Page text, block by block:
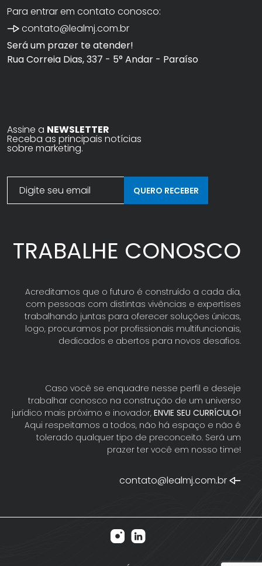
Para entrar em contato conosco:
contato@lealmj.com.br
Será um prazer te atender!
Rua Correia Dias, 337 - 5° Andar - Paraíso
Assine a NEWSLETTER
Receba as principais notícias
sobre marketing.
QUERO RECEBER
TRABALHE CONOSCO
Acreditamos que o futuro é construído a cada dia,
com pessoas com distintas vivências e expertises
trabalhando juntas para oferecer soluções únicas,
logo, procuramos por profissionais multifuncionais,
dedicados e abertos para novos desafios.
Caso você se enquadre nesse perfil e deseje
trabalhar conosco na construção de um universo
jurídico mais próximo e inovador, ENVIE SEU CURRÍCULO!
Aqui respeitamos a todos, não há espaço e não é
tolerado qualquer tipo de preconceito. Será um
prazer ter você em nosso time!
contato@lealmj.com.br